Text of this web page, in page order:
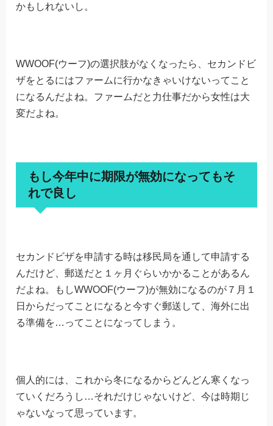
かもしれないし。
WWOOF(ウーフ)の選択肢がなくなったら、セカンドビ
ザをとるにはファームに行かなきゃいけないってこと
になるんだよね。ファームだと力仕事だから女性は大
変だよね。
もし今年中に期限が無効になってもそ
れで良し
セカンドビザを申請する時は移民局を通して申請する
んだけど、郵送だと１ヶ月ぐらいかかることがあるん
だよね。もしWWOOF(ウーフ)が無効になるのが７月１
日からだってことになると今すぐ郵送して、海外に出
る準備を…ってことになってしまう。
個人的には、これから冬になるからどんどん寒くなっ
ていくだろうし…それだけじゃないけど、今は時期じ
ゃないなって思っています。